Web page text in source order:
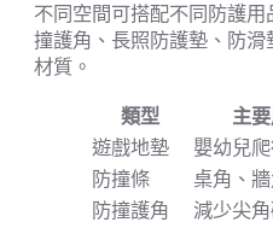
不同空間可搭配不同防護
撞護角、長照防護墊、防
材質。
類型 主
遊戲地墊
嬰幼兒
防撞條
桌角、
防撞護角
減少尖